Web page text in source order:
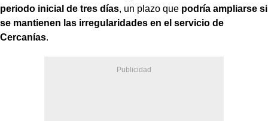
periodo inicial de tres días, un plazo que podría ampliarse si
se mantienen las irregularidades en el servicio de
Cercanías.